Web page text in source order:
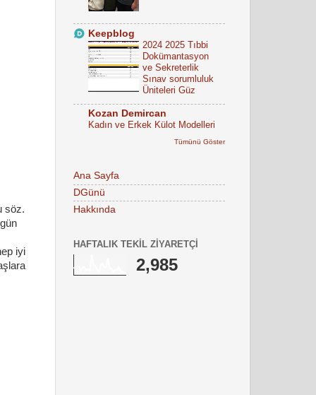
söz.
iyi
Keepblog
2024 2025 Tıbbi
Dokümantasyon
ve Sekreterlik
Sınav sorumluluk
Üniteleri Güz
Kozan Demircan
Kadın ve Erkek Külot Modelleri
Tümünü Göster
Ana Sayfa
DGünü
Hakkında
HAFTALIK TEKIL ZIYARETÇI
2,985